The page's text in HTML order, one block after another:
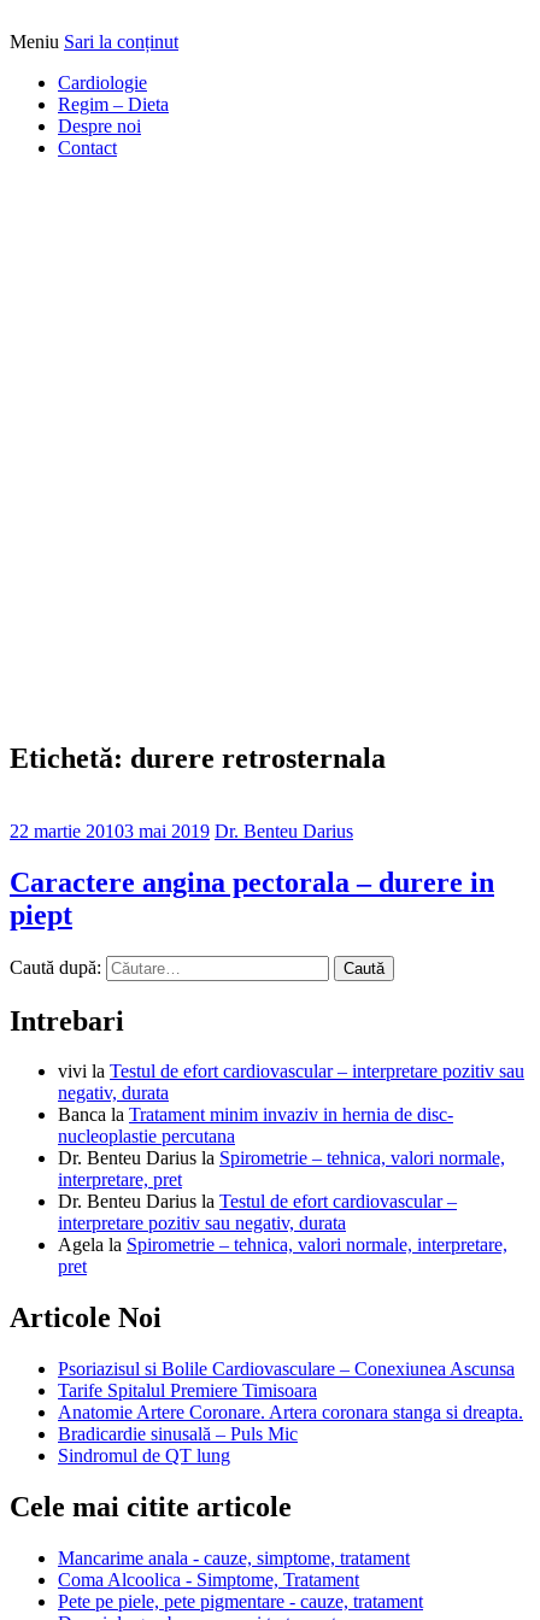
DrBendo.ro
Alimentatia sa iti fie medicatia
Meniu Sari la conținut
Cardiologie
Regim – Dieta
Despre noi
Contact
Etichetă: durere retrosternala
22 martie 20103 mai 2019 Dr. Benteu Darius
Caractere angina pectorala – durere in
piept
Caută după:
Intrebari
vivi la Testul de efort cardiovascular – interpretare pozitiv sau
negativ, durata
Banca la Tratament minim invaziv in hernia de disc-
nucleoplastie percutana
Dr. Benteu Darius la Spirometrie – tehnica, valori normale,
interpretare, pret
Dr. Benteu Darius la Testul de efort cardiovascular –
interpretare pozitiv sau negativ, durata
Agela la Spirometrie – tehnica, valori normale, interpretare,
pret
Articole Noi
Psoriazisul si Bolile Cardiovasculare – Conexiunea Ascunsa
Tarife Spitalul Premiere Timisoara
Anatomie Artere Coronare. Artera coronara stanga si dreapta.
Bradicardie sinusală – Puls Mic
Sindromul de QT lung
Cele mai citite articole
Mancarime anala - cauze, simptome, tratament
Coma Alcoolica - Simptome, Tratament
Pete pe piele, pete pigmentare - cauze, tratament